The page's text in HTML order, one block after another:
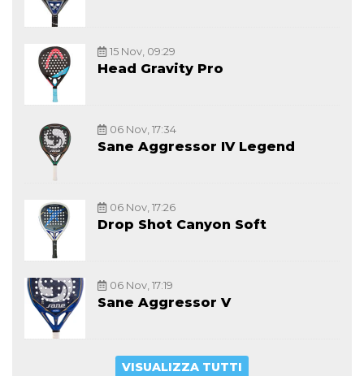
15 Nov, 09:29
Head Gravity Pro
06 Nov, 17:34
Sane Aggressor IV Legend
06 Nov, 17:26
Drop Shot Canyon Soft
06 Nov, 17:19
Sane Aggressor V
VISUALIZZA TUTTI